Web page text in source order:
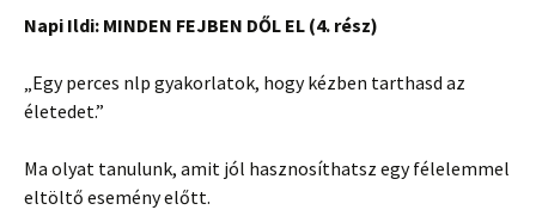
Napi Ildi: MINDEN FEJBEN DŐL EL (4. rész)
„Egy perces nlp gyakorlatok, hogy kézben tarthasd az
életedet.”
Ma olyat tanulunk, amit jól hasznosíthatsz egy félelemmel
eltöltő esemény előtt.